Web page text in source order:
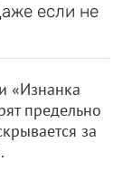
если не
«Изнанка
предельно
за